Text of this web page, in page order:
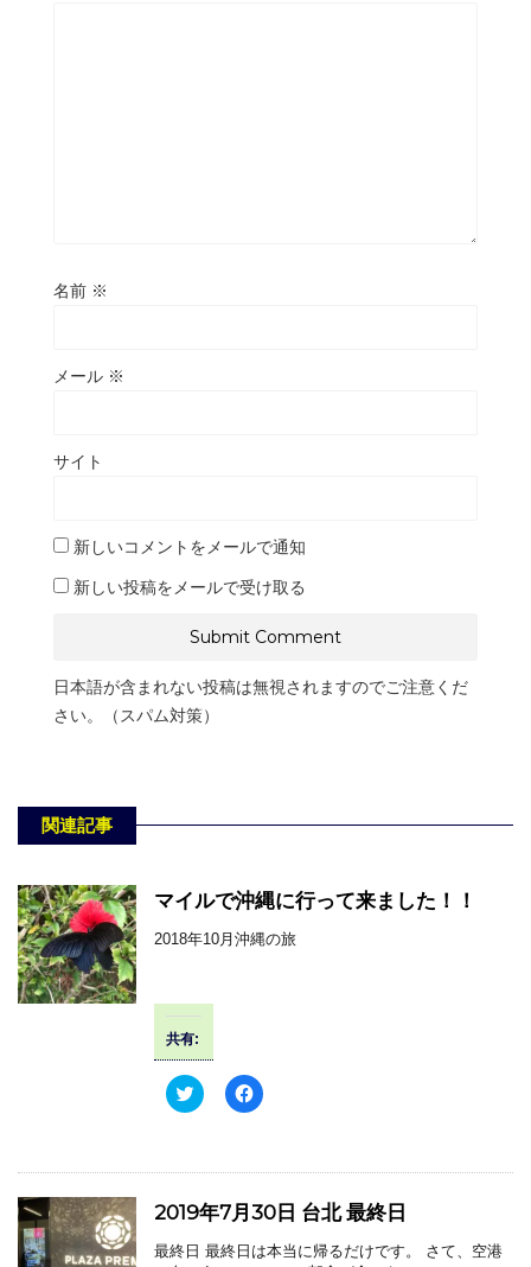
名前 ※
メール ※
サイト
新しいコメントをメールで通知
新しい投稿をメールで受け取る
日本語が含まれない投稿は無視されますのでご注意くだ
さい。（スパム対策）
関連記事
マイルで沖縄に行って来ました！！
2018年10月沖縄の旅
共有:
ク
リ
て
w
i
t
e
F
a
o
で
有
す
2019年7月30日 台北 最終日
最終日 最終日は本当に帰るだけです。 さて、空港